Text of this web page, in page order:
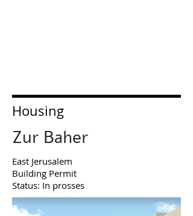
Housing
Zur Baher
East Jerusalem​
Building Permit
Status: In prosses